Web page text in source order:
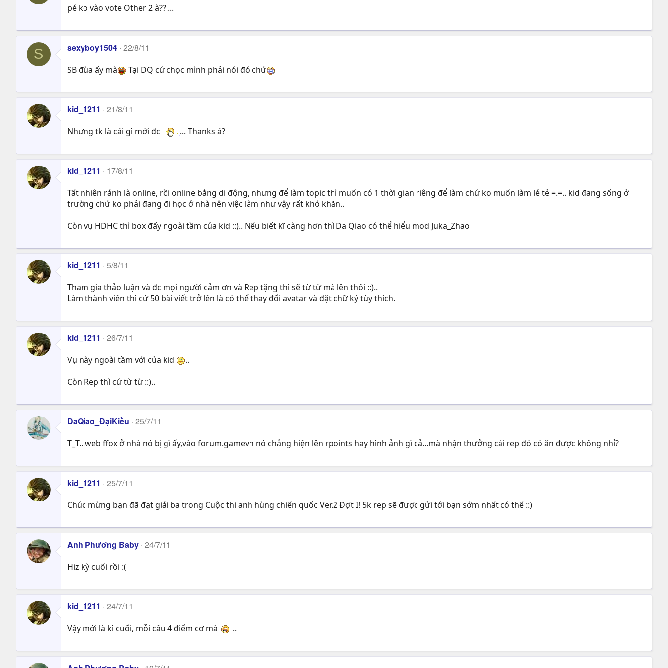
pé ko vào vote Other 2 à??....
S sexyboy1504 22/8/11
SB đùa ấy mà Tại DQ cứ chọc mình phải nói đó chứ
kid_1211 21/8/11
Nhưng tk là cái gì mới đc ... Thanks á?
kid_1211 17/8/11
Tất nhiên rảnh là online, rồi online bằng di động, nhưng để làm topic thì muốn có 1 thời gian riêng để làm chứ ko muốn làm lẻ tẻ =.=.. kid đang sống ở
trường chứ ko phải đang đi học ở nhà nên việc làm như vậy rất khó khăn..
Còn vụ HDHC thì box đấy ngoài tầm của kid ::).. Nếu biết kĩ càng hơn thì Da Qiao có thể hiểu mod Juka_Zhao
kid_1211 5/8/11
Tham gia thảo luận và đc mọi người cảm ơn và Rep tặng thì sẽ từ từ mà lên thôi ::)..
Làm thành viên thì cứ 50 bài viết trở lên là có thể thay đổi avatar và đặt chữ ký tùy thích.
kid_1211 26/7/11
Vụ này ngoài tầm với của kid
..
Còn Rep thì cứ từ từ ::)..
DaQiao_ĐạiKiều 25/7/11
T_T...web ffox ở nhà nó bị gì ấy,vào forum.gamevn nó chẳng hiện lên rpoints hay hình ảnh gì cả...mà nhận thưởng cái rep đó có ăn được không nhỉ?
kid_1211 25/7/11
Chúc mừng bạn đã đạt giải ba trong Cuộc thi anh hùng chiến quốc Ver.2 Đợt I! 5k rep sẽ được gửi tới bạn sớm nhất có thể ::)
Anh Phương Baby 24/7/11
Hiz kỳ cuối rồi :(
kid_1211 24/7/11
Vậy mới là kì cuối, mỗi câu 4 điểm cơ mà ..